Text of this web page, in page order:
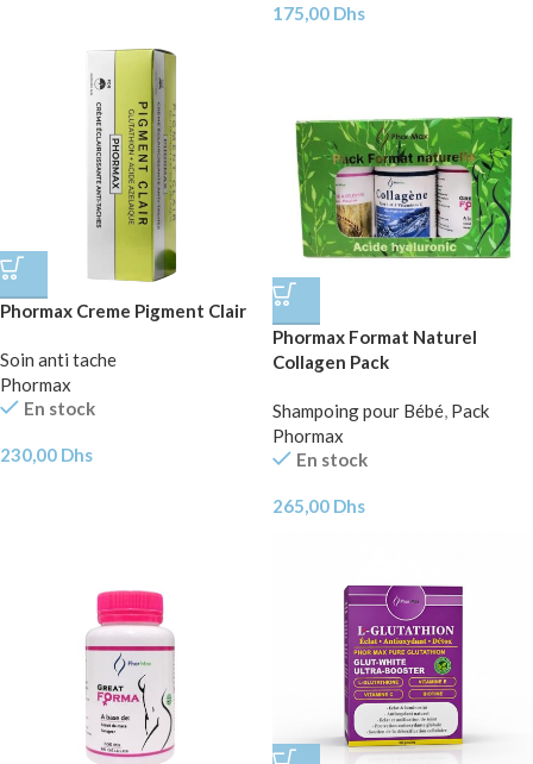
175,00 Dhs
Phormax Creme Pigment Clair
Soin anti tache
Phormax
En stock
230,00 Dhs
Phormax Format Naturel
Collagen Pack
Shampoing pour Bébé, Pack
Phormax
En stock
265,00 Dhs